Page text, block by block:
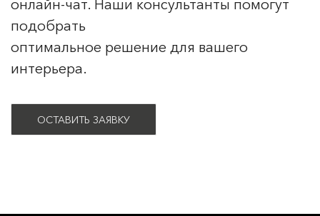
онлайн-чат. Наши консультанты помогут
подобрать
оптимальное решение для вашего
интерьера.
ОСТАВИТЬ ЗАЯВКУ